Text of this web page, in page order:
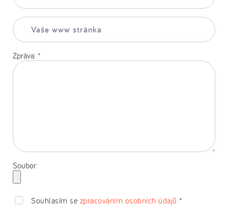
Vaše
www
stránka:
Zpráva: *
Soubor:
Souhlasím se zpracováním osobních údajů *